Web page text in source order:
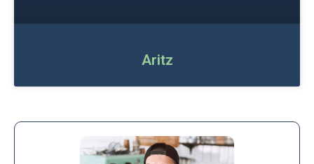
Aritz